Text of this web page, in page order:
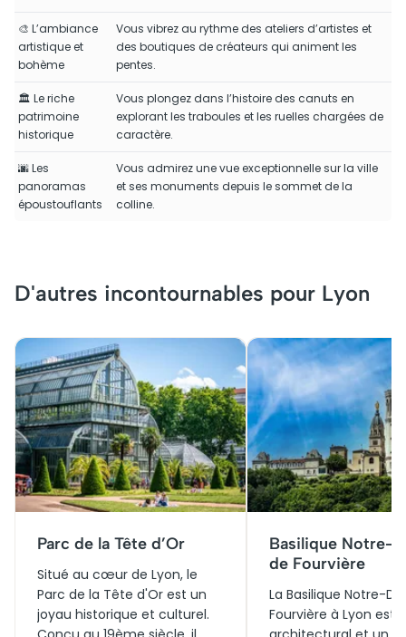
🎨 L’ambiance
artistique et
bohème
Vous vibrez au rythme des ateliers d’artistes et
des boutiques de créateurs qui animent les
pentes.
🏛️ Le riche
patrimoine
historique
Vous plongez dans l’histoire des canuts en
explorant les traboules et les ruelles chargées de
caractère.
🌆 Les
panoramas
époustouflants
Vous admirez une vue exceptionnelle sur la ville
et ses monuments depuis le sommet de la
colline.
D'autres incontournables pour Lyon
Parc de la Tête d’Or
Situé au cœur de Lyon, le
Parc de la Tête d'Or est un
joyau historique et culturel.
Basilique Notre-
de Fourvière
La Basilique Notre-
Fourvière à Lyon est